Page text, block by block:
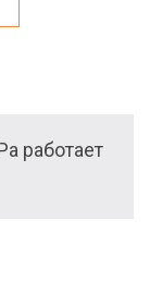
работает